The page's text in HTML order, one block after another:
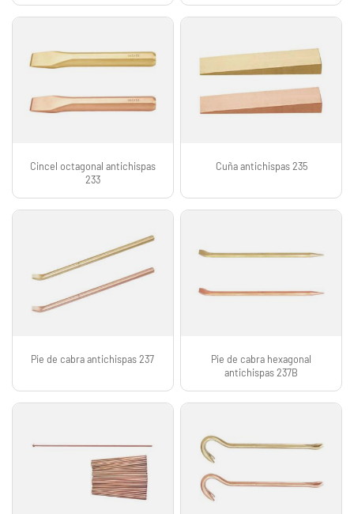
Cincel octagonal antichispas
233
Cuña antichispas 235
Pie de cabra antichispas 237
Pie de cabra hexagonal
antichispas 237B